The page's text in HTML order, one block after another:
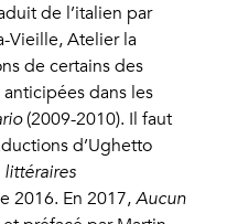
de l’italien par
Vieille, Atelier la
de certains des
dans les
(2009-2010). Il faut
d’Ughetto
littéraires
2016. En 2017,Aucun